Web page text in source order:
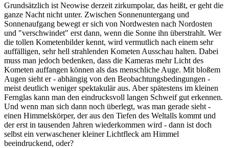
Grundsätzlich ist Neowise derzeit zirkumpolar, das heißt, er geht die
ganze Nacht nicht unter. Zwischen Sonnenuntergang und
Sonnenaufgang bewegt er sich von Nordwesten nach Nordosten
und "verschwindet" erst dann, wenn die Sonne ihn überstrahlt. Wer
die tollen Kometenbilder kennt, wird vermutlich nach einem sehr
auffälligen, sehr hell strahlenden Kometen Ausschau halten. Dabei
muss man jedoch bedenken, dass die Kameras mehr Licht des
Kometen auffangen können als das menschliche Auge. Mit bloßem
Augen sieht er - abhängig von den Beobachtungsbedingungen -
meist deutlich weniger spektakulär aus. Aber spätestens im kleinen
Fernglas kann man den eindrucksvoll langen Schweif gut erkennen.
Und wenn man sich dann noch überlegt, was man gerade sieht -
einen Himmelskörper, der aus den Tiefen des Weltalls kommt und
der erst in tausenden Jahren wiederkommen wird - dann ist doch
selbst ein verwaschener kleiner Lichtfleck am Himmel
beeindruckend, oder?